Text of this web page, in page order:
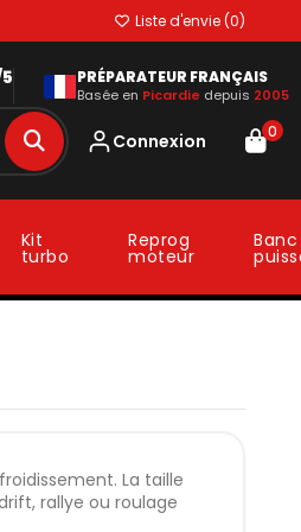
Liste d'envie (0)
PRÉPARATEUR FRANÇAIS
Basée en Picardie depuis 2005
Connexion 0
Kit
turbo
Reprog
moteur
La taille
rallye ou roulage